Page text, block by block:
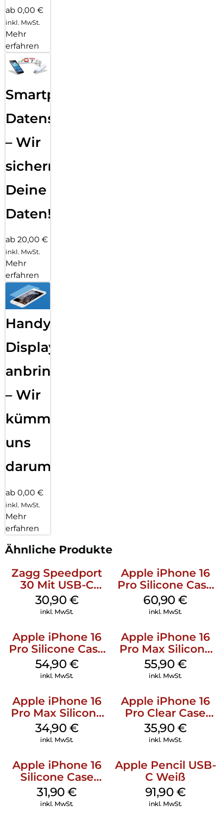
ab 0,00 €
inkl. MwSt.
Mehr
erfahren
Smartphone
Datensicherung
– Wir
sichern
Deine
Daten!
ab 20,00 €
inkl. MwSt.
Mehr
erfahren
Handy
Displayfolie
anbringen
– Wir
kümmern
uns
darum!
ab 0,00 €
inkl. MwSt.
Mehr
erfahren
Ähnliche Produkte
Zagg Speedport
30 Mit USB-C
Kabel Weiß
30,90 €
inkl. MwSt.
Apple iPhone 16
Pro Silicone Case
MagSafe Stone
Gray
60,90€
inkl. MwSt.
Apple iPhone 16
Pro Silicone Case
MagSafe Black
54,90 €
inkl. MwSt.
Apple iPhone 16
Pro Max Silicone
Case MagSafe
Stone Gray
55,90 €
inkl. MwSt.
Apple iPhone 16
Pro Max Silicone
Case MagSafe
Denim
34,90 €
inkl. MwSt.
Apple iPhone 16
Pro Clear Case
MagSafe
Transparent
35,90 €
inkl. MwSt.
Apple iPhone 16
Silicone Case
MagSafe Fuchsia
31,90€
inkl. MwSt.
Apple Pencil USB-
C Weiß
91,90 €
inkl. MwSt.